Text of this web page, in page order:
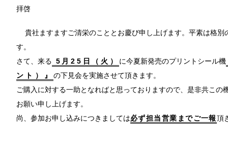
拝啓
貴社ますますご清栄のこととお慶び申し上げます。平素は格
す。
さて、来る 5月25日（火） に今夏新発売のプリントシール機
ント）』の下見会を実施させて頂きます。
ご購入に対する一助となればと思っておりますので、是非共この
お願い申し上げます。
尚、参加お申し込みにつきましては必ず担当営業までご一報頂